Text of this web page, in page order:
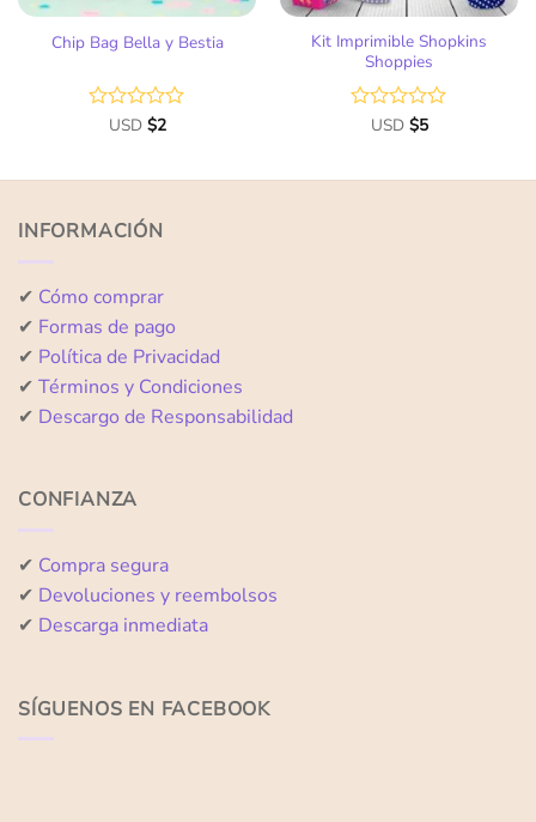
Chip Bag Bella y Bestia
Valorado
de
USD $2
Kit Imprimible Shopkins
Shoppies
Valorado
de
USD $5
INFORMACIÓN
✔ Cómo comprar
✔ Formas de pago
✔ Política de Privacidad
✔ Términos y Condiciones
✔ Descargo de Responsabilidad
CONFIANZA
✔ Compra segura
✔ Devoluciones y reembolsos
✔ Descarga inmediata
SÍGUENOS EN FACEBOOK